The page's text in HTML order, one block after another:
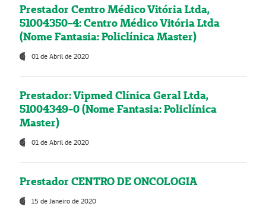
Prestador Centro Médico Vitória Ltda,
51004350-4: Centro Médico Vitória Ltda
(Nome Fantasia: Policlínica Master)
01 de Abril de 2020
Prestador: Vipmed Clínica Geral Ltda,
51004349-0 (Nome Fantasia: Policlínica
Master)
01 de Abril de 2020
Prestador CENTRO DE ONCOLOGIA
15 de Janeiro de 2020